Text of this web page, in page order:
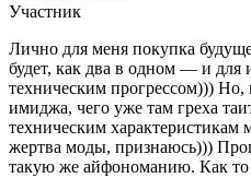
Участник
Лично для меня покупка
будет, как два в одном — и для
техническим прогрессом)))
имиджа, чего уже там греха
техническим характеристикам
жертва моды, признаюсь)))
такую же айфономанию. Как то